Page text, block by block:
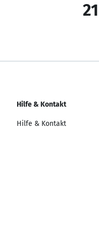
Hilfe & Kontakt
Hilfe & Kontakt